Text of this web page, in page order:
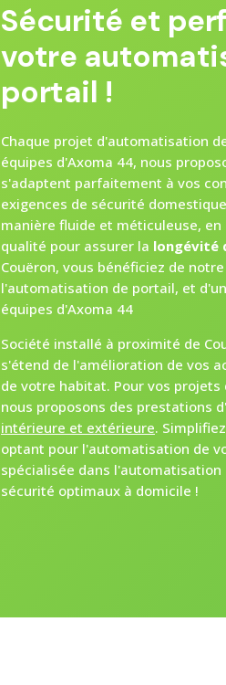
Sécurité et
votre
portail !
Chaque projet d'automatisation
équipes d'Axoma 44, nous
s'adaptent parfaitement à vos
exigences de sécurité
manière fluide et méticuleuse,
qualité pour assurer la longévité
Couëron, vous bénéficiez de
l'automatisation de portail, et
équipes d'Axoma 44
Société installé à proximité de
s'étend de l'amélioration de vos
de votre habitat. Pour vos
nous proposons des prestations d'
intérieure et extérieure.
optant pour l'automatisation de
spécialisée dans
sécurité optimaux à domicile !